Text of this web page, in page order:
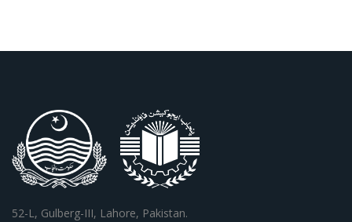
52-L, Gulberg-III, Lahore, Pakistan.